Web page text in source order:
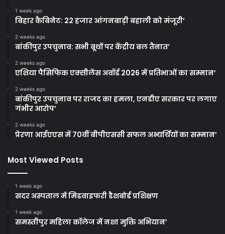
1 week ago
बिहार कैबिनेट: 22 हजार आंगनबाड़ी बहाली को मंजूरी’
2 weeks ago
बांकीपुर उपचुनाव: सभी बूथों पर केंद्रीय बल तैनात’
2 weeks ago
एशिया पैसिफिक एक्सीलेंस अवॉर्ड 2026 में प्रतिभाओं का सम्मान’
2 weeks ago
बांकीपुर उपचुनाव पर राजद का हमला, एनडीए सरकार पर लगाए
गंभीर आरोप’
2 weeks ago
प्रेरणा आईएएस में 70वीं बीपीएससी सफल अभ्यर्थियों का सम्मान’
Most Viewed Posts
1 week ago
सदर अस्पताल में मिडवाइफरी डैशबोर्ड प्रशिक्षण
1 week ago
समस्तीपुर महिला कॉलेज में नशा मुक्ति अभियान’